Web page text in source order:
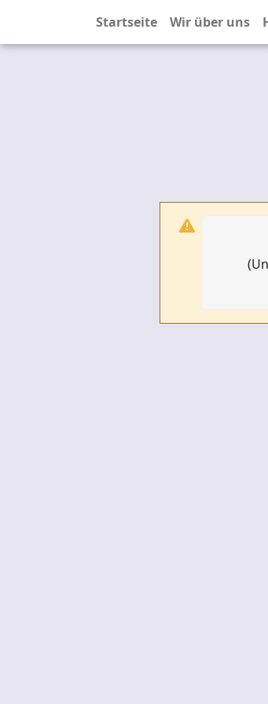
Startseite Wir über uns